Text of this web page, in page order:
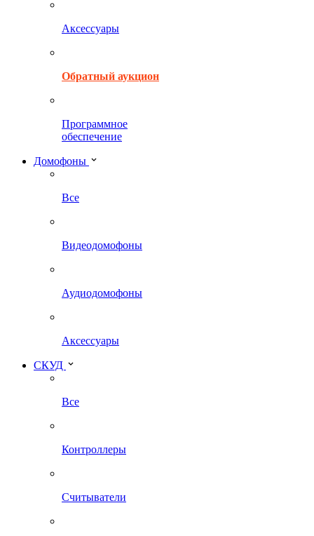
Аксессуары
Обратный аукцион
Программное
обеспечение
Домофоны
Все
Видеодомофоны
Аудиодомофоны
Аксессуары
СКУД
Все
Контроллеры
Считыватели